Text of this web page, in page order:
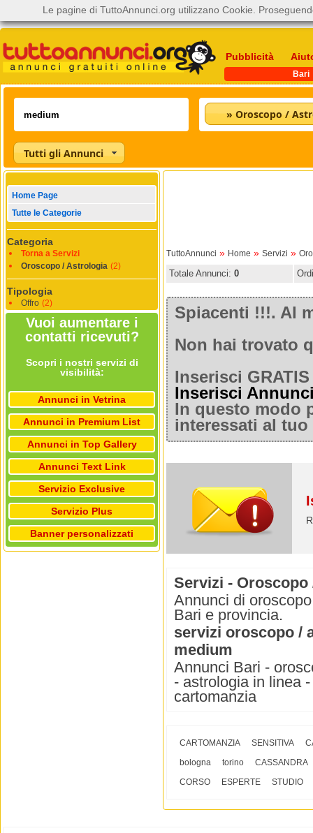
Pubblicità
Bari
» Oroscopo /
Tutti gli Annunci
Home Page
Tutte le Categorie
Categoria
Torna a Servizi
Oroscopo / Astrologia (2)
Tipologia
Offro (2)
Vuoi aumentare i
contatti ricevuti?
Scopri i nostri servizi di
visibilità:
Annunci in Vetrina
Annunci in Premium List
Annunci in Top Gallery
Annunci Text Link
Servizio Exclusive
Servizio Plus
Banner personalizzati
TuttoAnnunci » Home » Servizi »
Totale Annunci: 0
Spiacenti !!!. Al
Non hai trovato
Inserisci
Inserisci
In questo modo
interessati al
Servizi -
Annunci di
Bari e provincia.
servizi oroscopo /
medium
Annunci Bari -
- astrologia in linea
cartomanzia
CARTOMANZIA SENSITIVA
bologna
torino
CASSANDRA
CORSO
ESPERTE STUDIO
Le pagine di TuttoAnnunci.org utilizzano Cookie.